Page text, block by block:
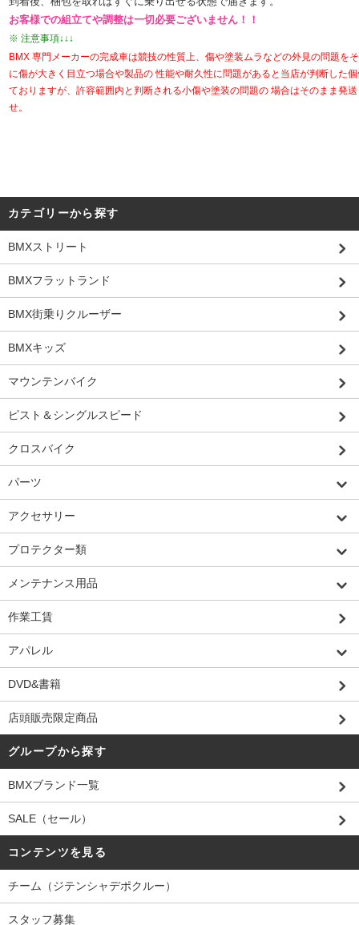
お客様での組立てや調整は一切必要ございません！！
※ 注意事項↓↓↓
BMX 専門メーカーの完成車は競技の性質上、傷や塗装ムラなどの外見の問題を
に傷が大きく目立つ場合や製品の 性能や耐久性に問題があると当店が判断した
ておりますが、許容範囲内と判断される小傷や塗装の問題の 場合はそのまま発
せ。
カテゴリーから探す
BMXストリート
BMXフラットランド
BMX街乗りクルーザー
BMXキッズ
マウンテンバイク
ピスト＆シングルスピード
クロスバイク
パーツ
アクセサリー
プロテクター類
メンテナンス用品
作業工賃
アパレル
DVD&書籍
店頭販売限定商品
グループから探す
BMXブランド一覧
SALE（セール）
コンテンツを見る
チーム（ジテンシャデポクルー）
スタッフ募集